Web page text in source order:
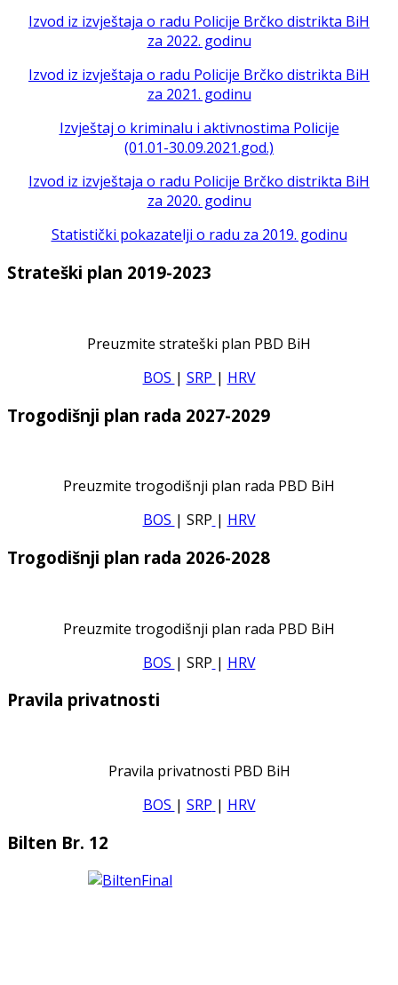
Izvod iz izvještaja o radu Policije Brčko distrikta BiH
za 2022. godinu
Izvod iz izvještaja o radu Policije Brčko distrikta BiH
za 2021. godinu
Izvještaj o kriminalu i aktivnostima Policije
(01.01-30.09.2021.god.)
Izvod iz izvještaja o radu Policije Brčko distrikta BiH
za 2020. godinu
Statistički pokazatelji o radu za 2019. godinu
Strateški plan 2019-2023
Preuzmite strateški plan PBD BiH
BOS | SRP | HRV
Trogodišnji plan rada 2027-2029
Preuzmite trogodišnji plan rada PBD BiH
BOS | SRP | HRV
Trogodišnji plan rada 2026-2028
Preuzmite trogodišnji plan rada PBD BiH
BOS | SRP | HRV
Pravila privatnosti
Pravila privatnosti PBD BiH
BOS | SRP | HRV
Bilten Br. 12